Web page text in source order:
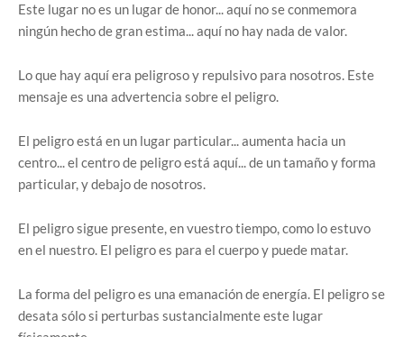
Este lugar no es un lugar de honor... aquí no se conmemora
ningún hecho de gran estima... aquí no hay nada de valor.
Lo que hay aquí era peligroso y repulsivo para nosotros. Este
mensaje es una advertencia sobre el peligro.
El peligro está en un lugar particular... aumenta hacia un
centro... el centro de peligro está aquí... de un tamaño y forma
particular, y debajo de nosotros.
El peligro sigue presente, en vuestro tiempo, como lo estuvo
en el nuestro. El peligro es para el cuerpo y puede matar.
La forma del peligro es una emanación de energía. El peligro se
desata sólo si perturbas sustancialmente este lugar